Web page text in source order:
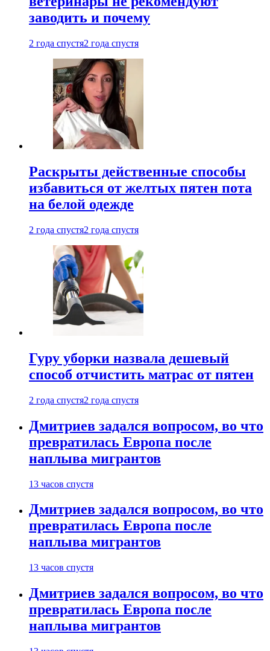
заводить и почему
2 года спустя2 года спустя
Раскрыты действенные способы
избавиться от желтых пятен пота
на белой одежде
2 года спустя2 года спустя
Гуру уборки назвала дешевый
способ отчистить матрас от пятен
2 года спустя2 года спустя
Дмитриев задался вопросом, во что
превратилась Европа после
наплыва мигрантов
13 часов спустя
Дмитриев задался вопросом, во что
превратилась Европа после
наплыва мигрантов
13 часов спустя
Дмитриев задался вопросом, во что
превратилась Европа после
наплыва мигрантов